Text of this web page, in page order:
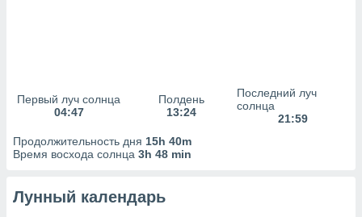
Первый луч солнца
04:47
Полдень
13:24
Последний луч
солнца
21:59
Продолжительность дня 15h 40m
Время восхода солнца 3h 48 min
Лунный календарь